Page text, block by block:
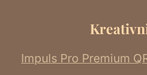
Impuls Pro Premium